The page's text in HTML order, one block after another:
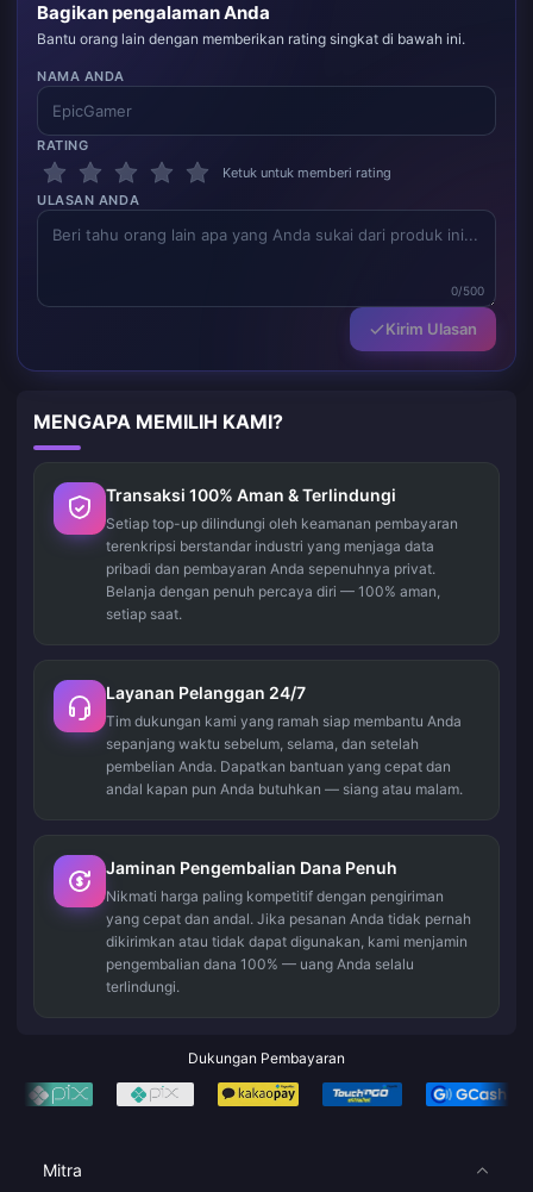
Bagikan pengalaman Anda
Bantu orang lain dengan memberikan rating singkat di bawah ini.
NAMA ANDA
RATING
Ketuk untuk memberi rating
ULASAN ANDA
0/500
Kirim Ulasan
MENGAPA MEMILIH KAMI?
Transaksi 100% Aman & Terlindungi
Setiap top-up dilindungi oleh keamanan pembayaran
terenkripsi berstandar industri yang menjaga data
pribadi dan pembayaran Anda sepenuhnya privat.
Belanja dengan penuh percaya diri — 100% aman,
setiap saat.
Layanan Pelanggan 24/7
Tim dukungan kami yang ramah siap membantu Anda
sepanjang waktu sebelum, selama, dan setelah
pembelian Anda. Dapatkan bantuan yang cepat dan
andal kapan pun Anda butuhkan — siang atau malam.
Jaminan Pengembalian Dana Penuh
Nikmati harga paling kompetitif dengan pengiriman
yang cepat dan andal. Jika pesanan Anda tidak pernah
dikirimkan atau tidak dapat digunakan, kami menjamin
pengembalian dana 100% — uang Anda selalu
terlindungi.
Dukungan Pembayaran
Mitra